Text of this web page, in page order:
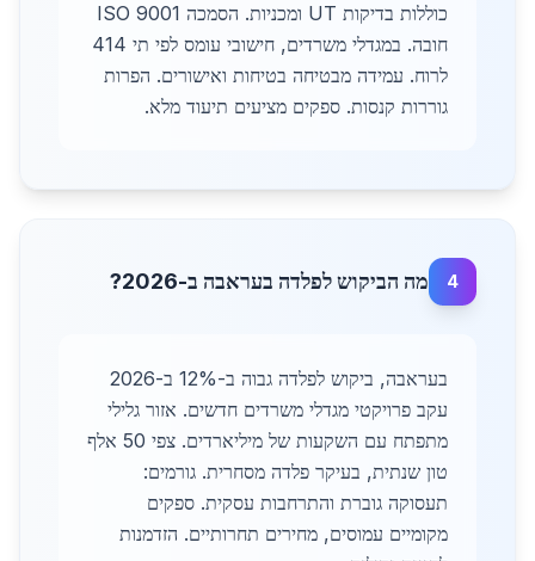
כוללות בדיקות UT ומכניות. הסמכה ISO 9001
חובה. במגדלי משרדים, חישובי עומס לפי תי 414
לרוח. עמידה מבטיחה בטיחות ואישורים. הפרות
גוררות קנסות. ספקים מציעים תיעוד מלא.
4 מה הביקוש לפלדה בעראבה ב-2026?
בעראבה, ביקוש לפלדה גבוה ב-12% ב-2026
עקב פרויקטי מגדלי משרדים חדשים. אזור גלילי
מתפתח עם השקעות של מיליארדים. צפי 50 אלף
טון שנתית, בעיקר פלדה מסחרית. גורמים:
תעסוקה גוברת והתרחבות עסקית. ספקים
מקומיים עמוסים, מחירים תחרותיים. הזדמנות